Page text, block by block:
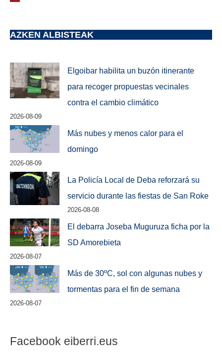
AZKEN ALBISTEAK
Elgoibar habilita un buzón itinerante
para recoger propuestas vecinales
contra el cambio climático
2026-08-09
Más nubes y menos calor para el
domingo
2026-08-09
La Policía Local de Deba reforzará su
servicio durante las fiestas de San Roke
2026-08-08
El debarra Joseba Muguruza ficha por la
SD Amorebieta
2026-08-07
Más de 30ºC, sol con algunas nubes y
tormentas para el fin de semana
2026-08-07
Facebook eiberri.eus